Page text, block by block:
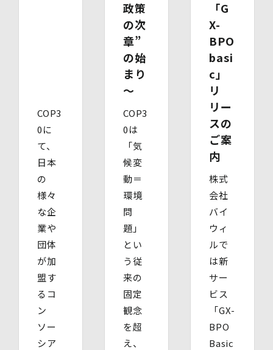
・ 本人確認書類の写し（運転免許証、パスポート、健康
保険証、住民票、年金手帳等）
・ 代理人であることを確認する書類
【代理人様が未成年者の法定代理人の場合】
・ 代理人様ご本人の本人確認書類の写し
・ いずれかの写し（戸籍謄本、住民票（続柄の記載され
たもの）、その他法定代理権の確認ができる公的書類）
・ 代理人様ご本人の本人確認書類の写し
・ いずれかの写し（成年被後見人であることを証明する
登記事項証明書、その他法定代理権の確認ができる公的書
類）
【委任による代理人様の場合】
・ 委任状
・ 委任を受けたご本人の本人確認書類の写し
(3)開示等のご請求の手数料及び徴収方法
1回のお求めにつき1,000円（紙面でのご請求の場合は、
す。その他の方法でご請求いただく場合は、ご請求時にご
相談させていただきます。）
(4)開示等の請求及びお問い合わせ窓口
個人情報保護管理者
株式会社バイウィル 管理部長
・住所：東京都中央区銀座7丁目3番5号 ヒューリック銀座
7丁目ビル 4階
・連絡先：info@bywill.co.jp
COP3
0に
て、
日本
の
様々
な企
業や
団体
が加
盟す
るコ
ン
ソー
シア
政策
の次
章”
の始
まり
～
COP3
0は
「気
候変
動＝
環境
問
題」
とい
う従
来の
固定
観念
を超
え、
「G
X-
BPO
basi
c」
リ
リー
スの
ご案
内
株式
会社
バイ
ウィ
ルで
は新
サー
ビス
「GX-
BPO
Basic